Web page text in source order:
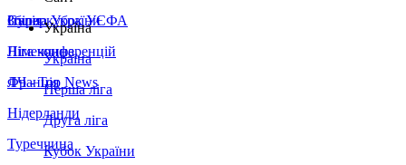
Збірна України
Італія
Німеччина
Франція
Нідерланди
Туреччина
Суперкубок УЄФА
Ліга конференцій
ЛЧ - Top News
Україна
Україна
Перша ліга
Друга ліга
Кубок України